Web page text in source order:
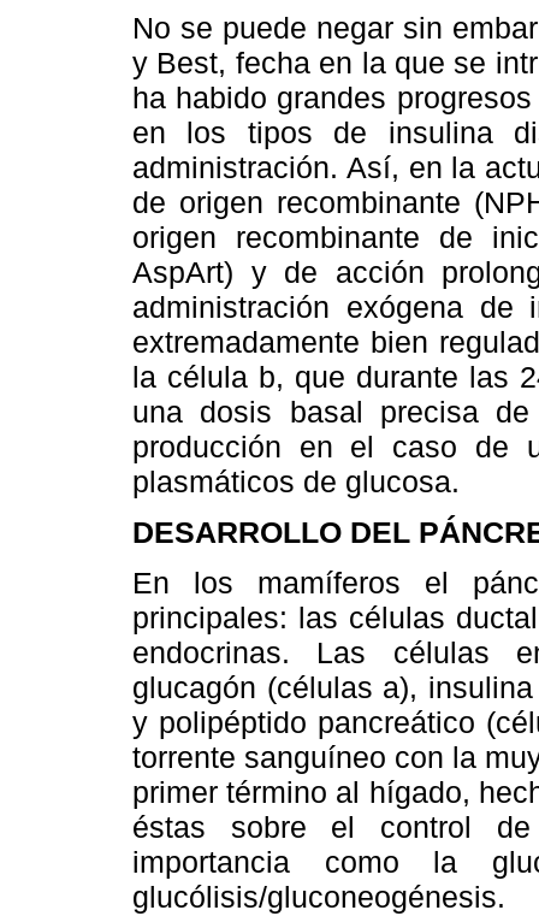
No se puede negar sin
y Best, fecha en la que se
ha habido grandes
en los tipos de insulina
administración. Así, en la
de origen recombinante
origen recombinante de
AspArt) y de acción
administración exógena
extremadamente bien
la célula b, que durante las
una dosis basal precisa
producción en el caso de
plasmáticos de glucosa.
DESARROLLO DEL
En los mamíferos el
principales: las células
endocrinas. Las células
glucagón (células a),
y polipéptido pancreático
torrente sanguíneo con la
primer término al hígado,
éstas sobre el control de
importancia como la
glucólisis/gluconeogénesis.